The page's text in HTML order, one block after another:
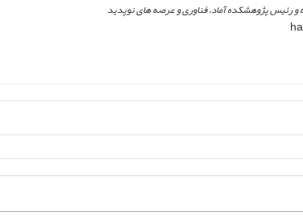
رئیس پژوهشکده آماد، فناوری و عرصه های نوپدید